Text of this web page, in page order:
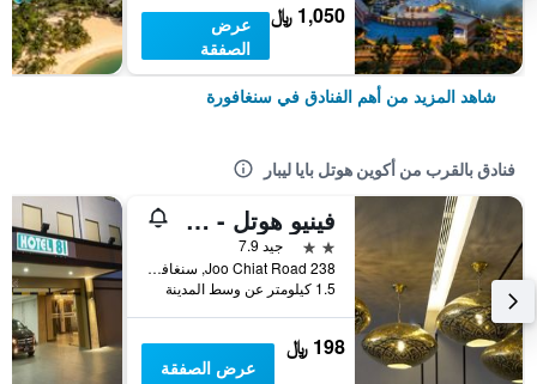
1,050 ﷼
عرض
الصفقة
شاهد المزيد من أهم الفنادق في سنغافورة
فنادق بالقرب من أكوين هوتل بايا ليبار
فينيو هوتل - ذا ليلي
2 نجمتين
جيد 7.9
238 Joo Chiat Road, سنغافورة, سنغافورة
1.5 كيلومتر عن وسط المدينة
198 ﷼
عرض الصفقة